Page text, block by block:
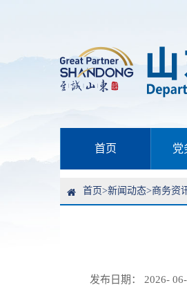
首页 党
首页>新闻动态>商务资
发布日期： 2026-